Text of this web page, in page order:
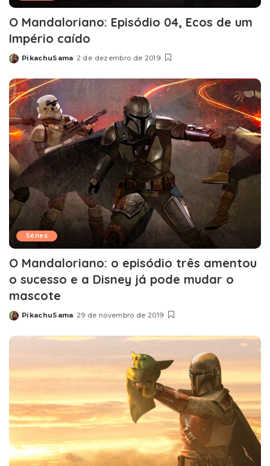
O Mandaloriano: Episódio 04, Ecos de um
Império caído
Posted
PikachuSama 2 de dezembro de 2019
Séries
O Mandaloriano: o episódio três amentou
o sucesso e a Disney já pode mudar o
mascote
Posted
PikachuSama 29 de novembro de 2019